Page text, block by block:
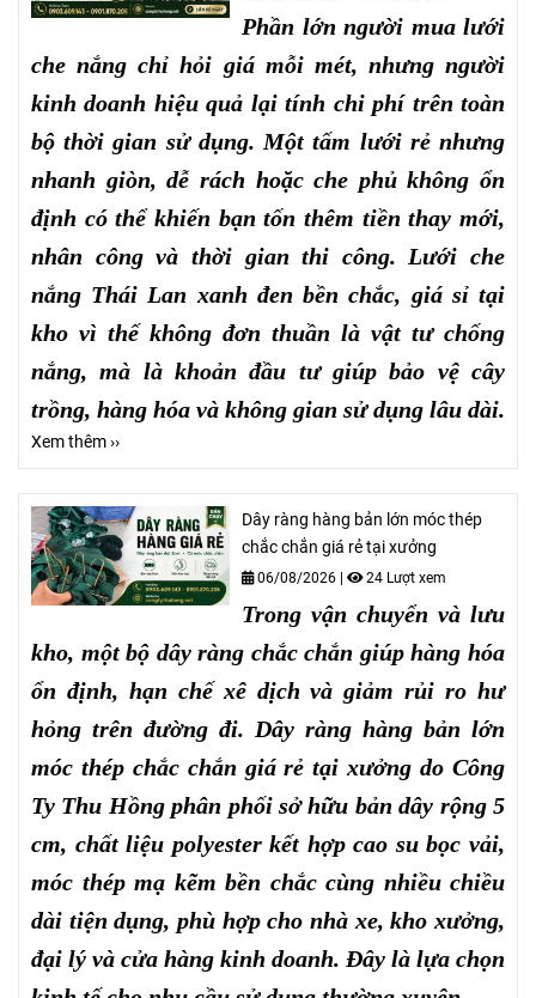
Phần lớn người mua lưới
che nắng chỉ hỏi giá mỗi mét, nhưng người
kinh doanh hiệu quả lại tính chi phí trên toàn
bộ thời gian sử dụng. Một tấm lưới rẻ nhưng
nhanh giòn, dễ rách hoặc che phủ không ổn
định có thể khiến bạn tốn thêm tiền thay mới,
nhân công và thời gian thi công. Lưới che
nắng Thái Lan xanh đen bền chắc, giá sỉ tại
kho vì thế không đơn thuần là vật tư chống
nắng, mà là khoản đầu tư giúp bảo vệ cây
trồng, hàng hóa và không gian sử dụng lâu dài.
Xem thêm ››
Dây ràng hàng bản lớn móc thép
chắc chắn giá rẻ tại xưởng
06/08/2026 | 24 Lượt xem
Trong vận chuyển và lưu
kho, một bộ dây ràng chắc chắn giúp hàng hóa
ổn định, hạn chế xê dịch và giảm rủi ro hư
hỏng trên đường đi. Dây ràng hàng bản lớn
móc thép chắc chắn giá rẻ tại xưởng do Công
Ty Thu Hồng phân phối sở hữu bản dây rộng 5
cm, chất liệu polyester kết hợp cao su bọc vải,
móc thép mạ kẽm bền chắc cùng nhiều chiều
dài tiện dụng, phù hợp cho nhà xe, kho xưởng,
đại lý và cửa hàng kinh doanh. Đây là lựa chọn